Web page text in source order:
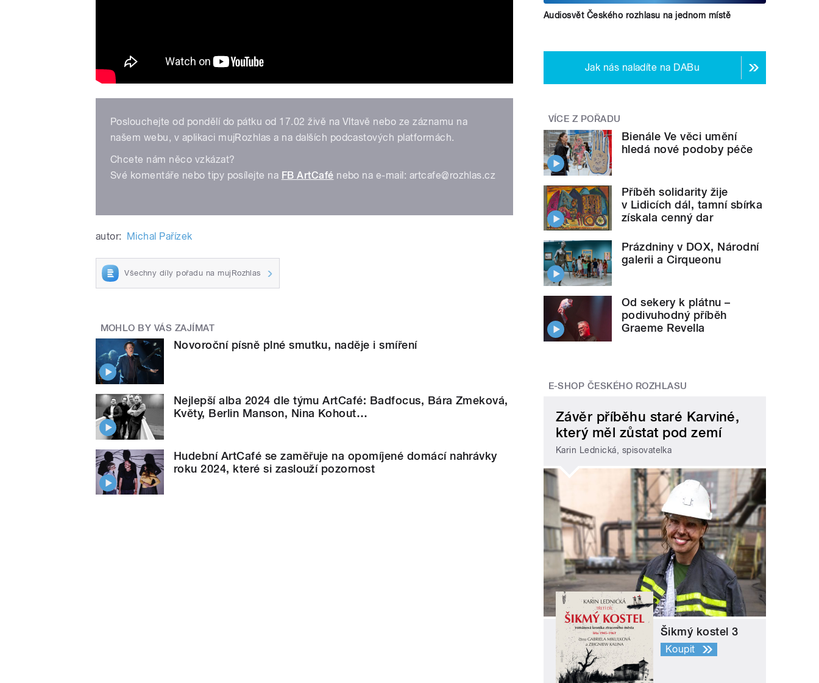
Poslouchejte od pondělí do pátku od 17.02 živě na Vltavě nebo ze záznamu na
našem webu, v aplikaci mujRozhlas a na dalších podcastových platformách.
Chcete nám něco vzkázat?
Své komentáře nebo tipy posílejte na FB ArtCafé nebo na e-mail: artcafe@rozhlas.cz
autor: Michal Pařízek
Všechny díly pořadu na mujRozhlas
MOHLO BY VÁS ZAJÍMAT
Novoroční písně plné smutku, naděje i smíření
Nejlepší alba 2024 dle týmu ArtCafé: Badfocus, Bára Zmeková,
Květy, Berlin Manson, Nina Kohout…
Hudební ArtCafé se zaměřuje na opomíjené domácí nahrávky
roku 2024, které si zaslouží pozornost
Audiosvět Českého rozhlasu na jednom místě
Jak nás naladíte na DABu
VÍCE Z POŘADU
Bienále Ve věci umění
hledá nové podoby péče
Příběh solidarity žije
v Lidicích dál, tamní sbírka
získala cenný dar
Prázdniny v DOX, Národní
galerii a Cirqueonu
Od sekery k plátnu –
podivuhodný příběh
Graeme Revella
E-SHOP ČESKÉHO ROZHLASU
Závěr příběhu staré Karviné,
který měl zůstat pod zemí
Karin Lednická, spisovatelka
Šikmý kostel 3
Koupit